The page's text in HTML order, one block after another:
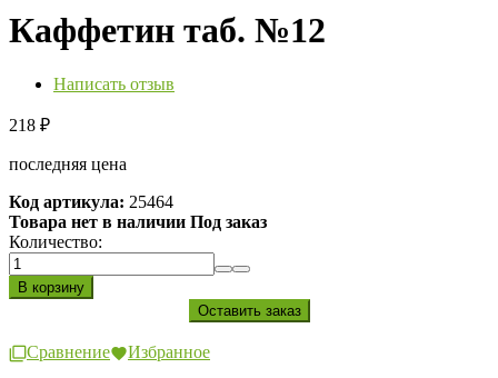
Каффетин таб. №12
Написать отзыв
218 ₽
последняя цена
Код артикула: 25464
Товара нет в наличии Под заказ
Количество:
Сравнение Избранное